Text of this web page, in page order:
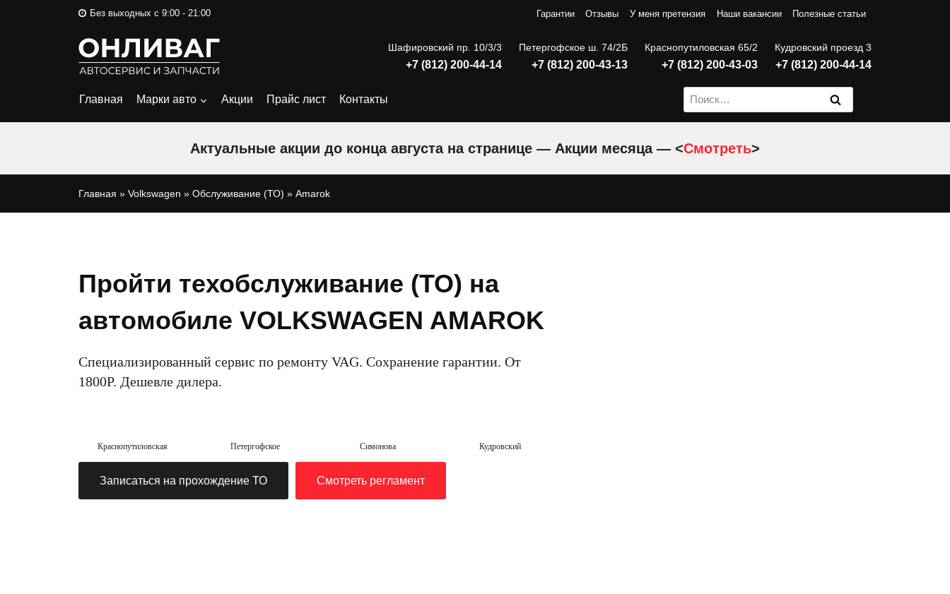
Без выходных с 9:00 - 21:00 Гарантии Отзывы У меня претензия Наши вакансии Полезные статьи
Шафировский пр. 10/3/3
+7 (812) 200-44-14
Петергофское ш. 74/2Б
+7 (812) 200-43-13
Краснопутиловская 65/2
+7 (812) 200-43-03
Кудровский проезд 3
+7 (812) 200-44-14
Главная Марки авто Акции Прайс лист Контакты Найти:
Актуальные акции до конца августа на странице — Акции месяца — <Смотреть>
Главная » Volkswagen » Обслуживание (ТО) » Amarok
Пройти техобслуживание (ТО) на
автомобиле VOLKSWAGEN AMAROK
Специализированный сервис по ремонту VAG. Сохранение гарантии. От
1800Р. Дешевле дилера.
Краснопутиловская Петергофское Симонова Кудровский
Записаться на прохождение ТО Смотреть регламент